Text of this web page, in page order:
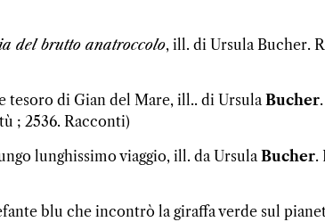
del brutto anatroccolo, ill. di Ursula Bucher.
tesoro di Gian del Mare, ill.. di UrsulaBucher
; 2536. Racconti)
lunghissimo viaggio, ill. da Ursula Bucher.
blu che incontrò la giraffa verde sul